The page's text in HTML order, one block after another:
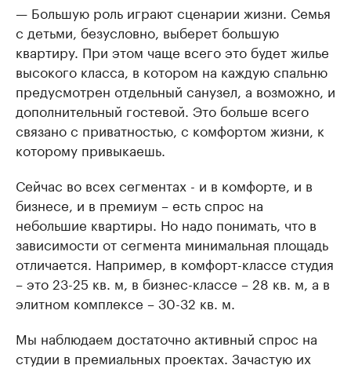
— Большую роль играют сценарии жизни. Семья
с детьми, безусловно, выберет большую
квартиру. При этом чаще всего это будет жилье
высокого класса, в котором на каждую спальню
предусмотрен отдельный санузел, а возможно, и
дополнительный гостевой. Это больше всего
связано с приватностью, с комфортом жизни, к
которому привыкаешь.
Сейчас во всех сегментах - и в комфорте, и в
бизнесе, и в премиум – есть спрос на
небольшие квартиры. Но надо понимать, что в
зависимости от сегмента минимальная площадь
отличается. Например, в комфорт-классе студия
– это 23-25 кв. м, в бизнес-классе – 28 кв. м, а в
элитном комплексе – 30-32 кв. м.
Мы наблюдаем достаточно активный спрос на
студии в премиальных проектах. Зачастую их